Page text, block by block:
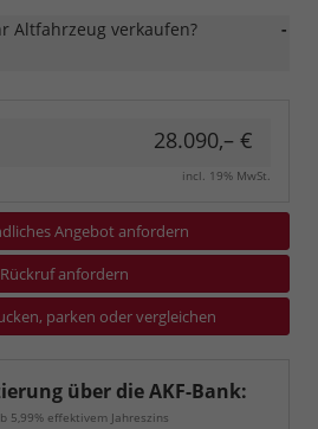
-
Altfahrzeug verkaufen?
28.090,– €
incl. 19% MwSt.
Angebot anfordern
Rückruf anfordern
parken oder vergleichen
über die AKF-Bank:
5,99% effektivem Jahreszins